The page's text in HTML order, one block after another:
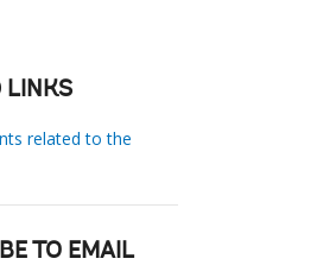
LINKS
related to the
TO EMAIL